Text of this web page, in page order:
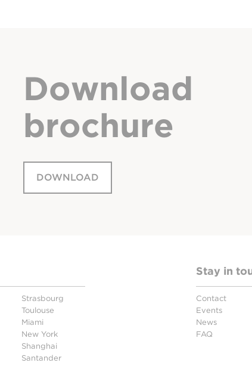
Download
brochure
DOWNLOAD
Strasbourg
Toulouse
Miami
New York
Shanghai
Santander
Stay in
Contact
Events
News
FAQ